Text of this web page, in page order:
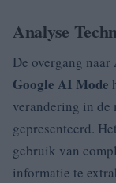
Analyse
De overgang
Google AI Mode
verandering in
gepresenteerd. Het
gebruik van
informatie te